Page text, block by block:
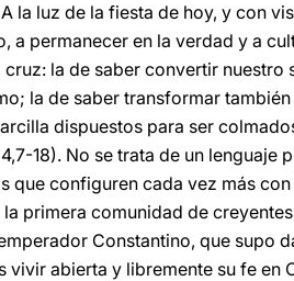
la luz de la fiesta de hoy, y con
a permanecer en la verdad y a
la de saber convertir
la de saber transformar
dispuestos para ser
4,7-18). No se trata de un lenguaje
que configuren cada vez más
primera comunidad de
Constantino, que supo
abierta y libremente su fe